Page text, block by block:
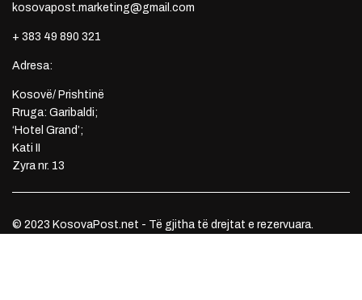
kosovapost.marketing@gmail.com
+ 383 49 890 321
Adresa:
Kosovë/ Prishtinë
Rruga: Garibaldi;
‘Hotel Grand’;
Kati II
Zyra nr. 13
© 2023 KosovaPost.net - Të gjitha të drejtat e rezervuara.